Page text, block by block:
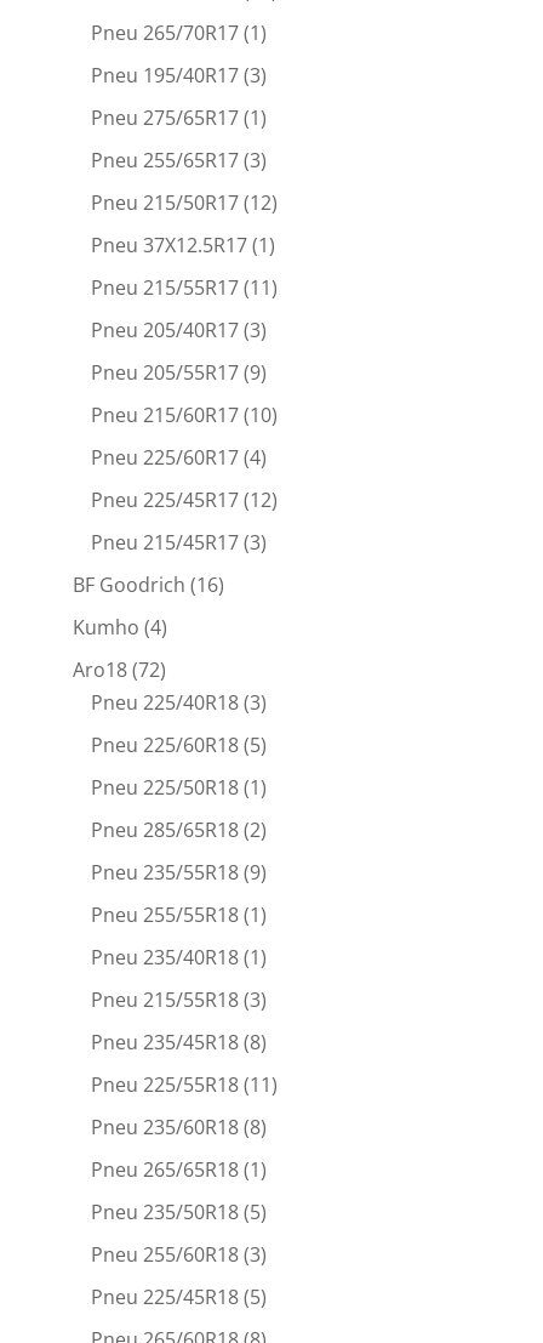
Pneu 265/70R17(1)
Pneu 195/40R17(3)
Pneu 275/65R17(1)
Pneu 255/65R17(3)
Pneu 215/50R17(12)
Pneu 37X12.5R17(1)
Pneu 215/55R17(11)
Pneu 205/40R17(3)
Pneu 205/55R17(9)
Pneu 215/60R17(10)
Pneu 225/60R17(4)
Pneu 225/45R17(12)
Pneu 215/45R17(3)
BF Goodrich (16)
Kumho (4)
Aro18(72)
Pneu 225/40R18(3)
Pneu 225/60R18(5)
Pneu 225/50R18(1)
Pneu 285/65R18(2)
Pneu 235/55R18(9)
Pneu 255/55R18(1)
Pneu 235/40R18(1)
Pneu 215/55R18(3)
Pneu 235/45R18(8)
Pneu 225/55R18(11)
Pneu 235/60R18(8)
Pneu 265/65R18(1)
Pneu 235/50R18(5)
Pneu 255/60R18(3)
Pneu 225/45R18(5)